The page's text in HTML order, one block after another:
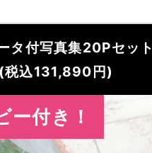
タ付写真集20Pセット
税込131,890円)
ー付き！